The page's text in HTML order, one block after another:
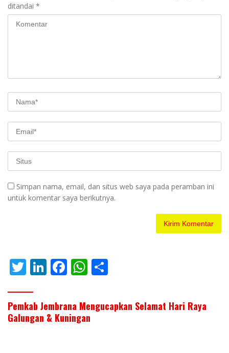
ditandai *
Simpan nama, email, dan situs web saya pada peramban ini
untuk komentar saya berikutnya.
T
itt
er
Li
k
e
F
e
b
W
at
s
ar
e
Pemkab Jembrana Mengucapkan Selamat Hari Raya
Galungan & Kuningan